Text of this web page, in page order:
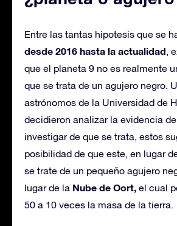
Entre las tantas hipotesis que se
desde 2016 hasta la actualidad,
que el planeta 9 no es realmente
que se trata de un agujero negro.
astrónomos de la Universidad de
decidieron analizar la evidencia
investigar de que se trata, estos
posibilidad de que este, en lugar
se trate de un pequeño agujero
lugar de la Nube de Oort, el cual
50 a 10 veces la masa de la tierra.